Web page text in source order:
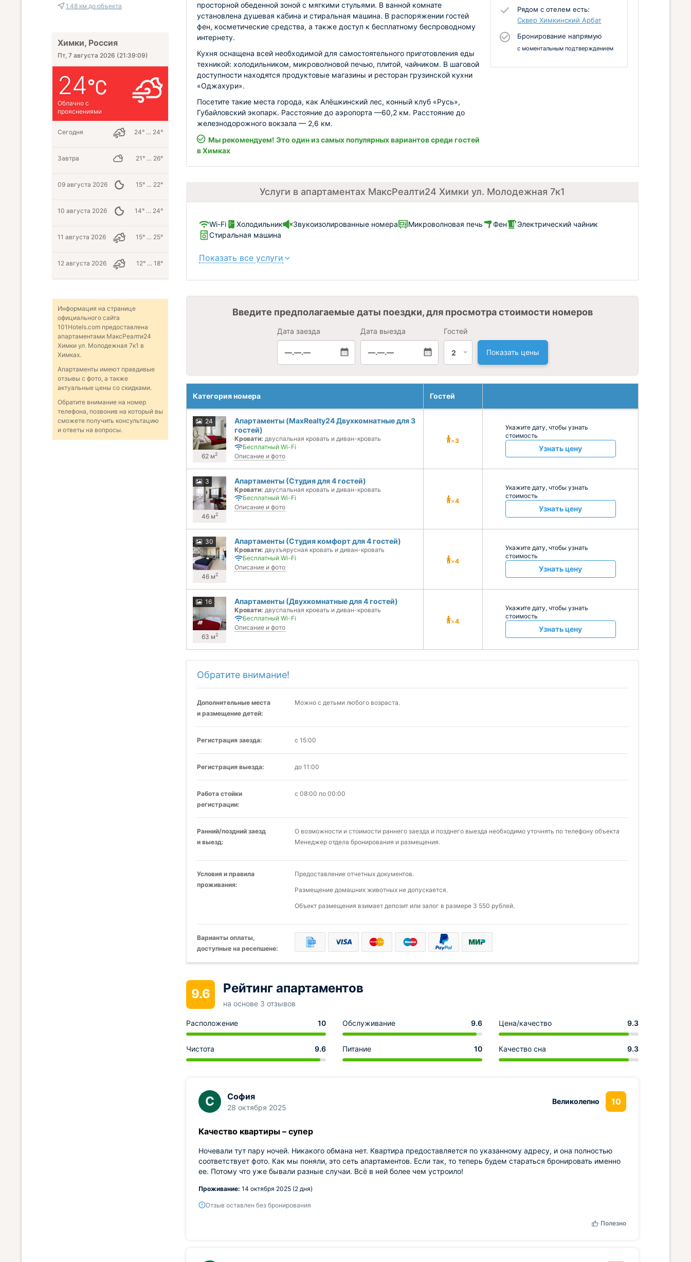
Рядом с отелем есть:
Сквер Химкинский Арбат
Бронирование напрямую
с моментальным подтверждением
просторной обеденной зоной с мягкими стульями. В ванной комнате
установлена душевая кабина и стиральная машина. В распоряжении гостей
фен, косметические средства, а также доступ к бесплатному беспроводному
интернету.
Кухня оснащена всей необходимой для самостоятельного приготовления еды
техникой: холодильником, микроволновой печью, плитой, чайником. В шаговой
доступности находятся продуктовые магазины и ресторан грузинской кухни
«Оджахури».
Посетите такие места города, как Алёшкинский лес, конный клуб «Русь»,
Губайловский экопарк. Расстояние до аэропорта —60,2 км. Расстояние до
железнодорожного вокзала — 2,6 км.
Мы рекомендуем! Это один из самых популярных вариантов среди гостей
в Химках
Услуги в апартаментах МаксРеалти24 Химки ул. Молодежная 7к1
Wi-Fi Холодильник Звукоизолированные номера Микроволновая печь Фен
Электрический чайник
Стиральная машина
Показать все услуги
Введите предполагаемые даты поездки, для просмотра стоимости номеров
Дата заезда
—.—.—
Дата выезда
—.—.—
Гостей
2 Показать цены
Категория номера Гостей
24
62 м2
Апартаменты (MaxRealty24 Двухкомнатные для 3
гостей)
Кровати: двуспальная кровать и диван-кровать
Бесплатный Wi-Fi
Описание и фото
×3
Укажите дату, чтобы узнать
стоимость
Узнать цену
3
46 м2
Апартаменты (Студия для 4 гостей)
Кровати: двуспальная кровать и диван-кровать
Бесплатный Wi-Fi
Описание и фото
×4
Укажите дату, чтобы узнать
стоимость
Узнать цену
30
46 м2
Апартаменты (Студия комфорт для 4 гостей)
Кровати: двухъярусная кровать и диван-кровать
Бесплатный Wi-Fi
Описание и фото
×4
Укажите дату, чтобы узнать
стоимость
Узнать цену
16
63 м2
Апартаменты (Двухкомнатные для 4 гостей)
Кровати: двуспальная кровать и диван-кровать
Бесплатный Wi-Fi
Описание и фото
×4
Укажите дату, чтобы узнать
стоимость
Узнать цену
Обратите внимание!
Дополнительные места
и размещение детей:
Можно с детьми любого возраста.
Регистрация заезда: с 15:00
Регистрация выезда: до 11:00
Работа стойки
регистрации:
с 08:00 по 00:00
Ранний/поздний заезд
и выезд:
О возможности и стоимости раннего заезда и позднего выезда необходимо уточнять по телефону объекта
Менеджер отдела бронирования и размещения.
Условия и правила
проживания:
Предоставление отчетных документов.
Размещение домашних животных не допускается.
Объект размещения взимает депозит или залог в размере 3 550 рублей.
Варианты оплаты,
доступные на ресепшене:
9.6 Рейтинг апартаментов
на основе 3 отзывов
Расположение 10 Обслуживание 9.6 Цена/качество 9.3
Чистота 9.6 Питание 10 Качество сна 9.3
С София
28 октября 2025
Великолепно 10
Качество квартиры – супер
Ночевали тут пару ночей. Никакого обмана нет. Квартира предоставляется по указанному адресу, и она полностью
соответствует фото. Как мы поняли, это сеть апартаментов. Если так, то теперь будем стараться бронировать именно
ее. Потому что уже бывали разные случаи. Всё в ней более чем устроило!
Проживание: 14 октября 2025 (2 дня)
Отзыв оставлен без бронирования
Полезно
1.48 км до объекта
Химки, Россия
Пт, 7 августа 2026 (21:39:10)
24
Облачно с
прояснениями
Сегодня 24° … 24°
Завтра 21° … 26°
09 августа 2026 15° … 22°
10 августа 2026 14° … 24°
11 августа 2026 15° … 25°
12 августа 2026 12° … 18°
Информация на странице
официального сайта
101Hotels.com предоставлена
апартаментами МаксРеалти24
Химки ул. Молодежная 7к1 в
Химках.
Апартаменты имеют правдивые
отзывы с фото, а также
актуальные цены со скидками.
Обратите внимание на номер
телефона, позвонив на который вы
сможете получить консультацию
и ответы на вопросы.